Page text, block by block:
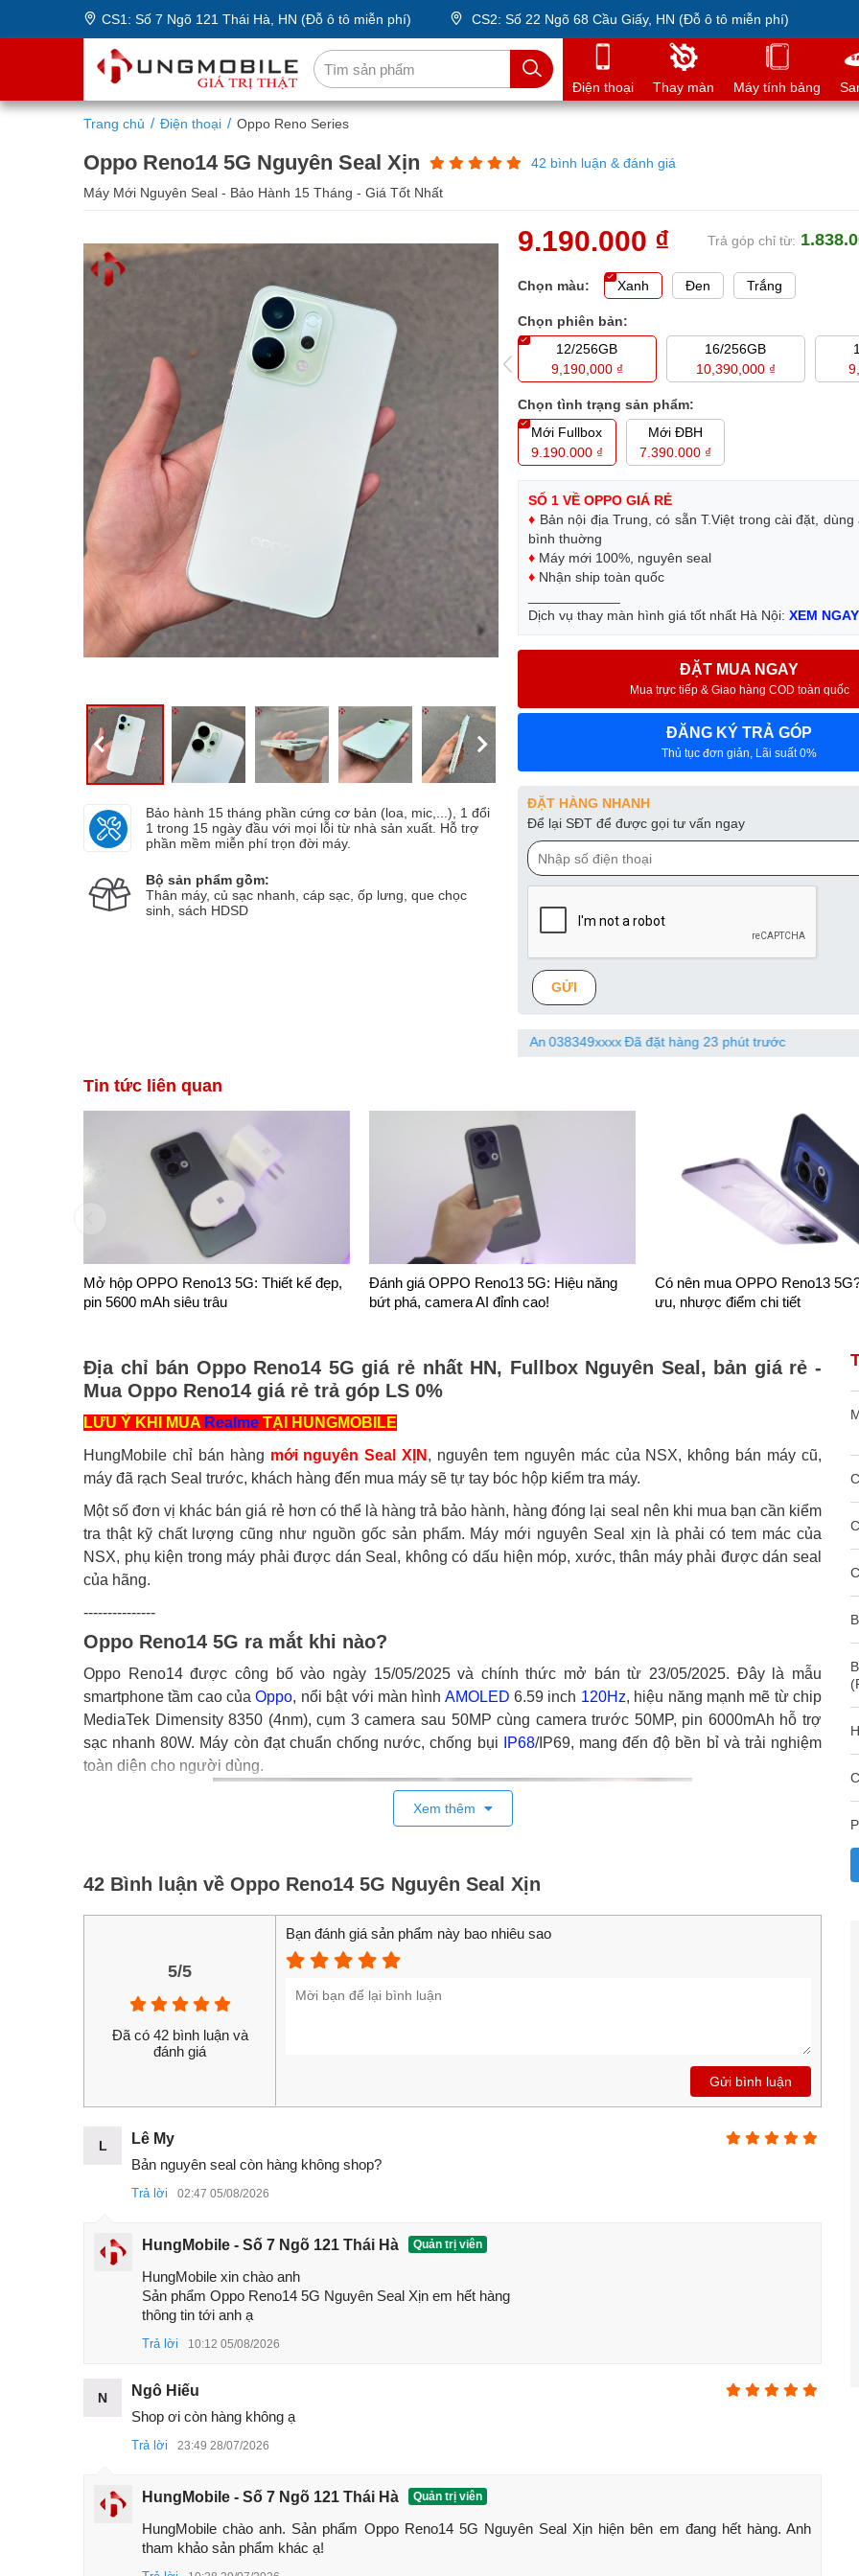
CS1: Số 7 Ngõ 121 Thái Hà, HN (Đỗ ô tô miễn phí) CS2: Số 22 Ngõ 68 Cầu Giấy, HN (Đỗ ô tô miễn phí)
Điện thoại Thay màn Máy tính bảng
Trang chủ Điện thoại Oppo Reno Series
Oppo Reno14 5G Nguyên Seal Xịn
42 bình luận & đánh giá
Máy Mới Nguyên Seal - Bảo Hành 15 Tháng - Giá Tốt Nhất
Bảo hành 15 tháng phần cứng cơ bản (loa, mic,...), 1 đổi
1 trong 15 ngày đầu với mọi lỗi từ nhà sản xuất. Hỗ trợ
phần mềm miễn phí trọn đời máy.
Bộ sản phẩm gồm:
Thân máy, củ sạc nhanh, cáp sạc, ốp lưng, que chọc
sinh, sách HDSD
9.190.000 ₫ Trả góp chỉ từ:
Chọn màu: Xanh Đen Trắng
Chọn phiên bản:
9,990,000 ₫
16/512GB
10,690,000 ₫
12/256GB
9,190,000 ₫
16/256GB
10,390,000 ₫
Chọn tình trạng sản phẩm:
Mới Fullbox
9.190.000 ₫
Mới ĐBH
7.390.000 ₫
SỐ 1 VỀ OPPO GIÁ RẺ
♦ Bản nội địa Trung, có sẵn T.Việt trong cài đặt,
bình thuờng
♦ Máy mới 100%, nguyên seal
♦ Nhận ship toàn quốc
Dịch vụ thay màn hình giá tốt nhất Hà Nội: XEM NGAY
ĐẶT MUA NGAY
Mua trực tiếp & Giao hàng COD toàn quốc
ĐĂNG KÝ TRẢ GÓP
Thủ tục đơn giản, Lãi suất 0%
ĐẶT HÀNG NHANH
Để lại SĐT để được gọi tư vấn ngay
GỬI
038349xxxxĐã đặt hàng 23 phút trước
Tin tức liên quan
Mở hộp OPPO Reno13 5G: Thiết kế đẹp,
pin 5600 mAh siêu trâu
Đánh giá OPPO Reno13 5G: Hiệu năng
bứt phá, camera AI đỉnh cao!
Có nên mua OPPO Reno13
ưu, nhược điểm chi tiết
Địa chỉ bán Oppo Reno14 5G giá rẻ nhất HN, Fullbox Nguyên Seal, bản giá rẻ -
Mua Oppo Reno14 giá rẻ trả góp LS 0%
LƯU Ý KHI MUA Realme TẠI HUNGMOBILE
HungMobile chỉ bán hàng mới nguyên Seal XỊN , nguyên tem nguyên mác của NSX, không bán máy cũ,
máy đã rạch Seal trước, khách hàng đến mua máy sẽ tự tay bóc hộp kiểm tra máy.
Một số đơn vị khác bán giá rẻ hơn có thể là hàng trả bảo hành, hàng đóng lại seal nên khi mua bạn cần kiểm
tra thật kỹ chất lượng cũng như nguồn gốc sản phẩm. Máy mới nguyên Seal xịn là phải có tem mác của
NSX, phụ kiện trong máy phải được dán Seal, không có dấu hiện móp, xước, thân máy phải được dán seal
của hãng.
---------------
Oppo Reno14 5G ra mắt khi nào?
Oppo Reno14 được công bố vào ngày 15/05/2025 và chính thức mở bán từ 23/05/2025. Đây là mẫu
smartphone tầm cao củaOppo, nổi bật với màn hình AMOLED 6.59 inch 120Hz, hiệu năng mạnh mẽ từ chip
MediaTek Dimensity 8350 (4nm), cụm 3 camera sau 50MP cùng camera trước 50MP, pin 6000mAh hỗ trợ
sạc nhanh 80W. Máy còn đạt chuẩn chống nước, chống bụi
IP68/IP69, mang đến độ bền bỉ và trải nghiệm
toàn diện cho người dùng.
Thông số cấu hình Oppo Reno14 5G ra mắt
Vi xử lý
RAM và bộ nhớ
12GB/16GB RAM, bộ nhớ trong: 256GB/512GB/1TB (chuẩn UFS 3.1), không hỗ trợ thẻ
nhớ
3 camera: Chính 50MP (OIS), tele 50MP (zoom quang 3.5x), góc siêu rộng 8MP
Camera trước khẩu độ f/2.0, hỗ trợ quay video 4K
Dung lượng 6000mAh, sạc nhanh 80W (có hỗ trợ sạc ngược)
Xem thêm
42 Bình luận về Oppo Reno14 5G Nguyên Seal Xịn
5/5
Đã có 42 bình luận và
đánh giá
Bạn đánh giá sản phẩm này bao nhiêu sao
Gửi bình luận
L
Lê My
Bản nguyên seal còn hàng không shop?
Trả lời 02:47 05/08/2026
HungMobile - Số 7 Ngõ 121 Thái Hà Quản trị viên
HungMobile xin chào anh
Sản phẩm Oppo Reno14 5G Nguyên Seal Xịn em hết hàng
thông tin tới anh ạ
Trả lời 10:12 05/08/2026
N
Ngô Hiếu
Shop ơi còn hàng không ạ
Trả lời 23:49 28/07/2026
HungMobile - Số 7 Ngõ 121 Thái Hà Quản trị viên
HungMobile chào anh. Sản phẩm Oppo Reno14 5G Nguyên Seal Xịn hiện bên em đang hết hàng. Anh
tham khảo sản phẩm khác ạ!